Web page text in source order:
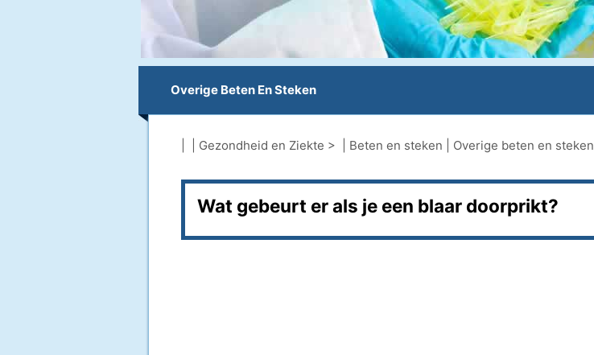
Overige Beten En Steken
Gezondheid en Ziekte > | Beten en steken Overige beten en steken
Wat gebeurt er als je een blaar doorprikt?